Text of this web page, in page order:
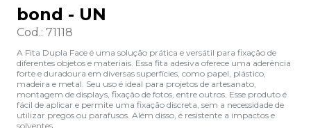
bond - UN
Cod.: 71118
A Fita Dupla Face é uma solução prática e versátil para fixação de
diferentes objetos e materiais. Essa fita adesiva oferece uma aderência
forte e duradoura em diversas superfícies, como papel, plástico,
madeira e metal. Seu uso é ideal para projetos de artesanato,
montagem de displays, fixação de fotos, entre outros. Esse produto é
fácil de aplicar e permite uma fixação discreta, sem a necessidade de
utilizar pregos ou parafusos. Além disso, é resistente a impactos e
solventes.